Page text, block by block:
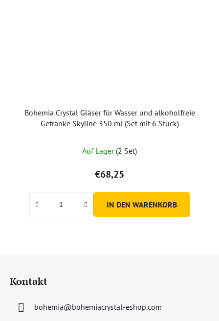
Bohemia Crystal Gläser für Wasser und alkoholfreie
Getränke Skyline 350 ml (Set mit 6 Stück)
Auf Lager (2 Set)
€68,25
IN DEN WARENKORB
Kontakt
bohemia@bohemiacrystal-eshop.com